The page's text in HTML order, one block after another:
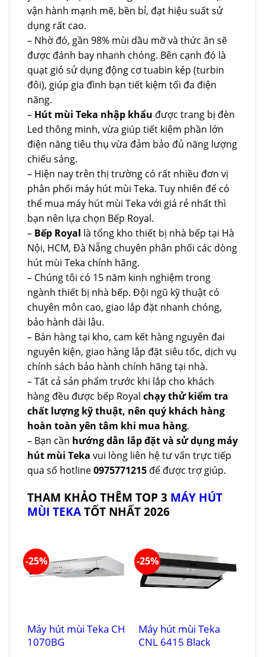
vận hành mạnh mẽ, bền bỉ, đạt hiệu suất sử
dụng rất cao.
– Nhờ đó, gần 98% mùi dầu mỡ và thức ăn sẽ
được đánh bay nhanh chóng. Bên cạnh đó là
quạt gió sử dụng động cơ tuabin kép (turbin
đôi), giúp gia đình bạn tiết kiệm tối đa điện
năng.
– Hút mùi Teka nhập khẩu được trang bị đèn
Led thông minh, vừa giúp tiết kiệm phần lớn
điện năng tiêu thụ vừa đảm bảo đủ năng lượng
chiếu sáng.
– Hiện nay trên thị trường có rất nhiều đơn vị
phân phối máy hút mùi Teka. Tuy nhiên để có
thể mua máy hút mùi Teka với giá rẻ nhất thì
bạn nên lựa chọn Bếp Royal.
– Bếp Royal là tổng kho thiết bị nhà bếp tại Hà
Nội, HCM, Đà Nẵng chuyên phân phối các dòng
hút mùi Teka chính hãng.
– Chúng tôi có 15 năm kinh nghiệm trong
ngành thiết bị nhà bếp. Đội ngũ kỹ thuật có
chuyên môn cao, giao lắp đặt nhanh chóng,
bảo hành dài lâu.
– Bán hàng tại kho, cam kết hàng nguyên đai
nguyên kiện, giao hàng lắp đặt siêu tốc, dịch vụ
chính sách bảo hành chính hãng tại nhà.
– Tất cả sản phẩm trước khi lắp cho khách
hàng đều được bếp Royal chạy thử kiểm tra
chất lượng kỹ thuật, nên quý khách hàng
hoàn toàn yên tâm khi mua hàng.
– Bạn cần hướng dẫn lắp đặt và sử dụng máy
hút mùi Teka vui lòng liên hệ tư vấn trực tiếp
qua số hotline0975771215 để được trợ giúp.
THAM KHẢO THÊM TOP 3 MÁY HÚT
MÙI TEKATỐT NHẤT 2026
-25%
Máy hút mùi Teka CH
1070BG
-25%
Máy hút mùi Teka
CNL 6415 Black